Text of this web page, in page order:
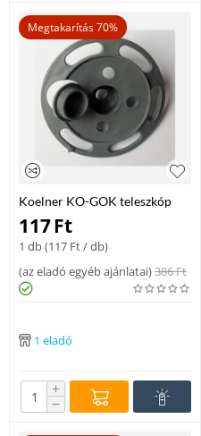
Megtakarítás 70%
Koelner KO-GOK teleszkóp
tárcsa 285 mm
117Ft
1 db (117 Ft/ db)
(az eladó egyéb ajánlatai)386Ft
1 eladó
+
−